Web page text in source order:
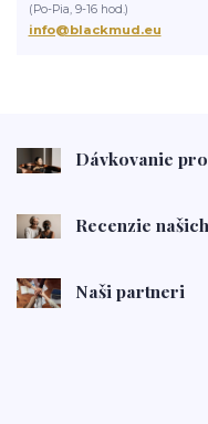
(Po-Pia, 9-16 hod.)
info@blackmud.eu
Dávkovanie
Recenzie
Naši partneri